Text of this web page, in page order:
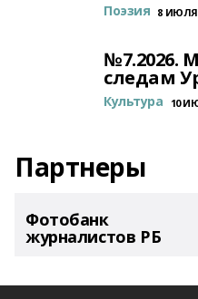
Поэзия 8 ИЮЛЯ
№7.2026.
следам
Культура 10
Партнеры
Фотобанк
журналистов РБ